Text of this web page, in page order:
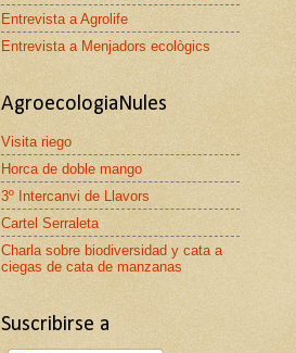
Entrevista a Agrolife
Entrevista a Menjadors ecològics
AgroecologiaNules
Visita riego
Horca de doble mango
3º Intercanvi de Llavors
Cartel Serraleta
Charla sobre biodiversidad y cata a
ciegas de cata de manzanas
Suscribirse a